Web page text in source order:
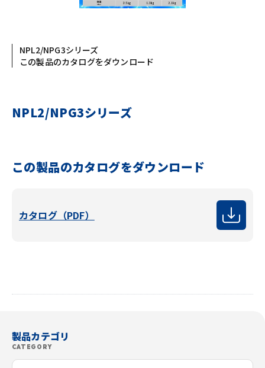
製品カテゴリ
CATEGORY
NPL2/NPG3シリーズ
この製品のカタログをダウンロード
NPL2/NPG3シリーズ
この製品のカタログをダウンロード
カタログ（PDF）